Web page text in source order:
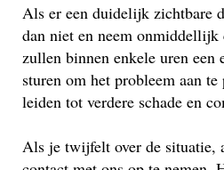
Als er een duidelijk zichtbare
dan niet en neem onmiddellijk
zullen binnen enkele uren een
sturen om het probleem aan
leiden tot verdere schade en
Als je twijfelt over de situatie,